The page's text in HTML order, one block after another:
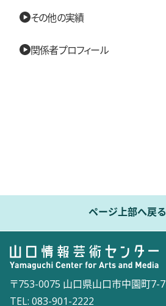
その他の実績
関係者プロフィール
ページ上部へ戻る
〒753-0075 山口県山口市中園町7-7
TEL: 083-901-2222